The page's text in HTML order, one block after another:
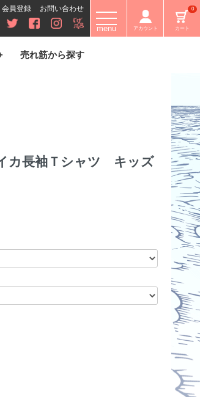
会員登録 お問い合わせ
menu アカウント カート
0
売れ筋から探す
カ長袖Ｔシャツ キッズ